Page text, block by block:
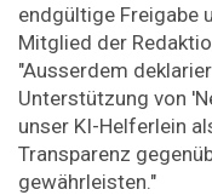
endgültige Freigabe
Mitglied der
"Ausserdem
Unterstützung von
unser KI-Helferlein
Transparenz
gewährleisten."